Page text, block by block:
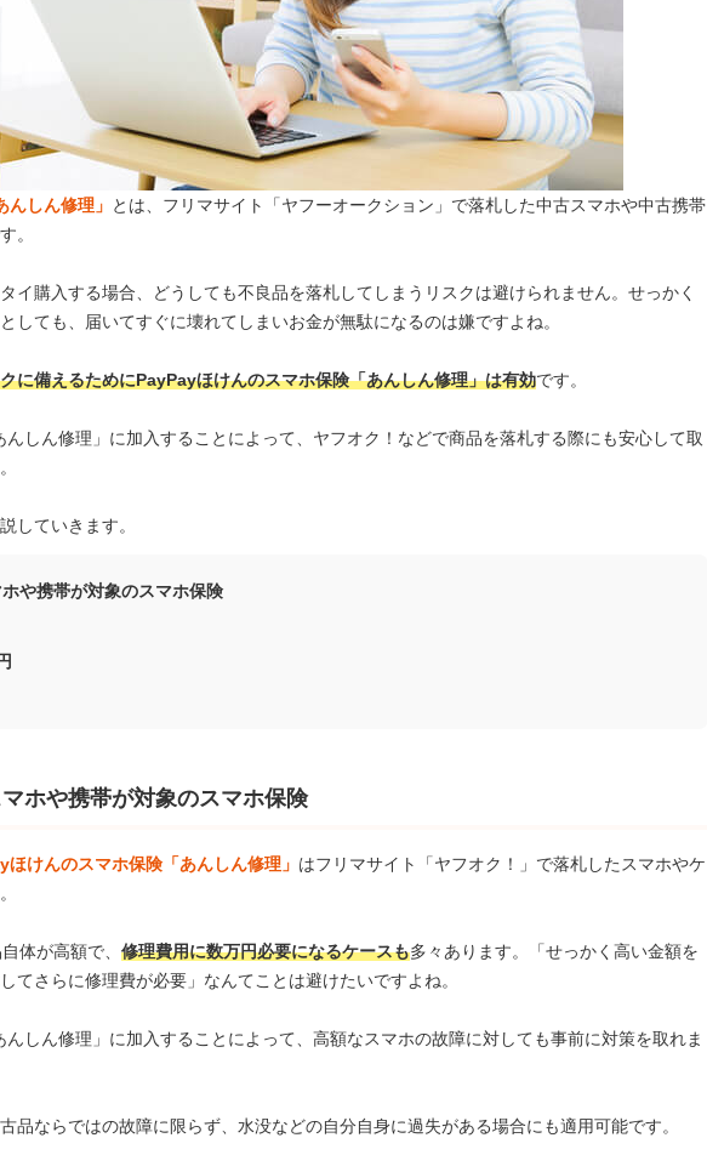
しん修理」 とは、フリマサイト「ヤフーオークション」で落札した中古スマホや中古携帯
。
イ購入する場合、どうしても不良品を落札してしまうリスクは避けられません。せっかく
しても、届いてすぐに壊れてしまいお金が無駄になるのは嫌ですよね。
に備えるためにPayPayほけんのスマホ保険「あんしん修理」は有効です。
しん修理」に加入することによって、ヤフオク！などで商品を落札する際にも安心して取
していきます。
や携帯が対象のスマホ保険
ホや携帯が対象のスマホ保険
ほけんのスマホ保険「あんしん修理」 はフリマサイト「ヤフオク！」で落札したスマホやケ
体が高額で、 修理費用に数万円必要になるケースも多々あります。「せっかく高い金額を
てさらに修理費が必要」なんてことは避けたいですよね。
しん修理」に加入することによって、高額なスマホの故障に対しても事前に対策を取れま
品ならではの故障に限らず、水没などの自分自身に過失がある場合にも適用可能です。